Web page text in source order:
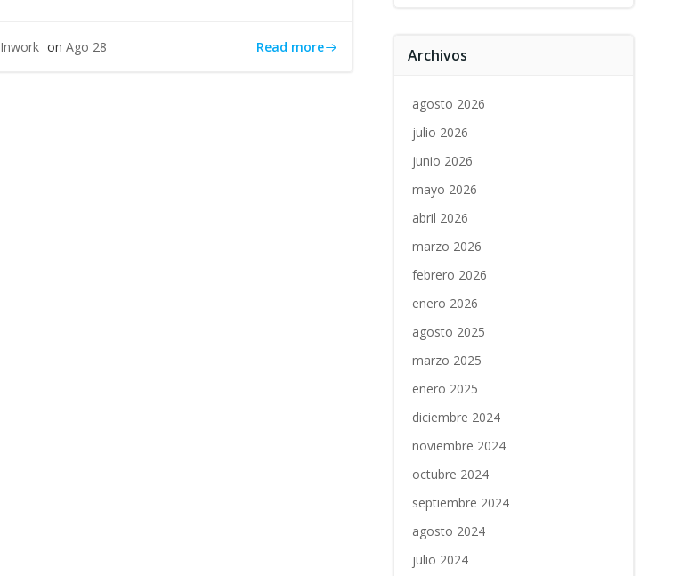
Inwork on Ago 28 Read more Archivos
agosto 2026
julio 2026
junio 2026
mayo 2026
abril 2026
marzo 2026
febrero 2026
enero 2026
agosto 2025
marzo 2025
enero 2025
diciembre 2024
noviembre 2024
octubre 2024
septiembre 2024
agosto 2024
julio 2024